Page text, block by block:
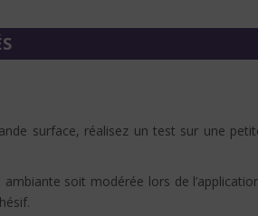
surface, réalisez un test sur une
soit modérée lors de